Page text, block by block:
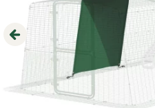
Previous